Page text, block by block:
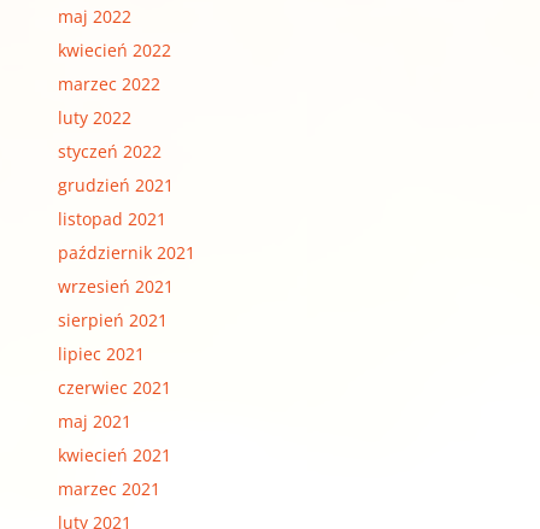
maj 2022
kwiecień 2022
marzec 2022
luty 2022
styczeń 2022
grudzień 2021
listopad 2021
październik 2021
wrzesień 2021
sierpień 2021
lipiec 2021
czerwiec 2021
maj 2021
kwiecień 2021
marzec 2021
luty 2021